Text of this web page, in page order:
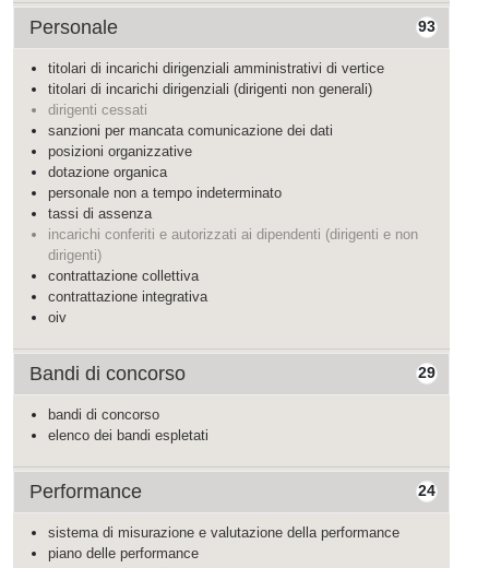
93
Personale
titolari di incarichi dirigenziali amministrativi di vertice
titolari di incarichi dirigenziali (dirigenti non generali)
dirigenti cessati
sanzioni per mancata comunicazione dei dati
posizioni organizzative
dotazione organica
personale non a tempo indeterminato
tassi di assenza
incarichi conferiti e autorizzati ai dipendenti (dirigenti e non
dirigenti)
contrattazione collettiva
contrattazione integrativa
oiv
29
Bandi di concorso
bandi di concorso
elenco dei bandi espletati
24
Performance
sistema di misurazione e valutazione della performance
piano delle performance